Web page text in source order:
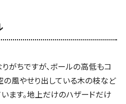
がちですが、ボールの高低もコ
の風やせり出している木の枝など
ます。地上だけのハザードだけ